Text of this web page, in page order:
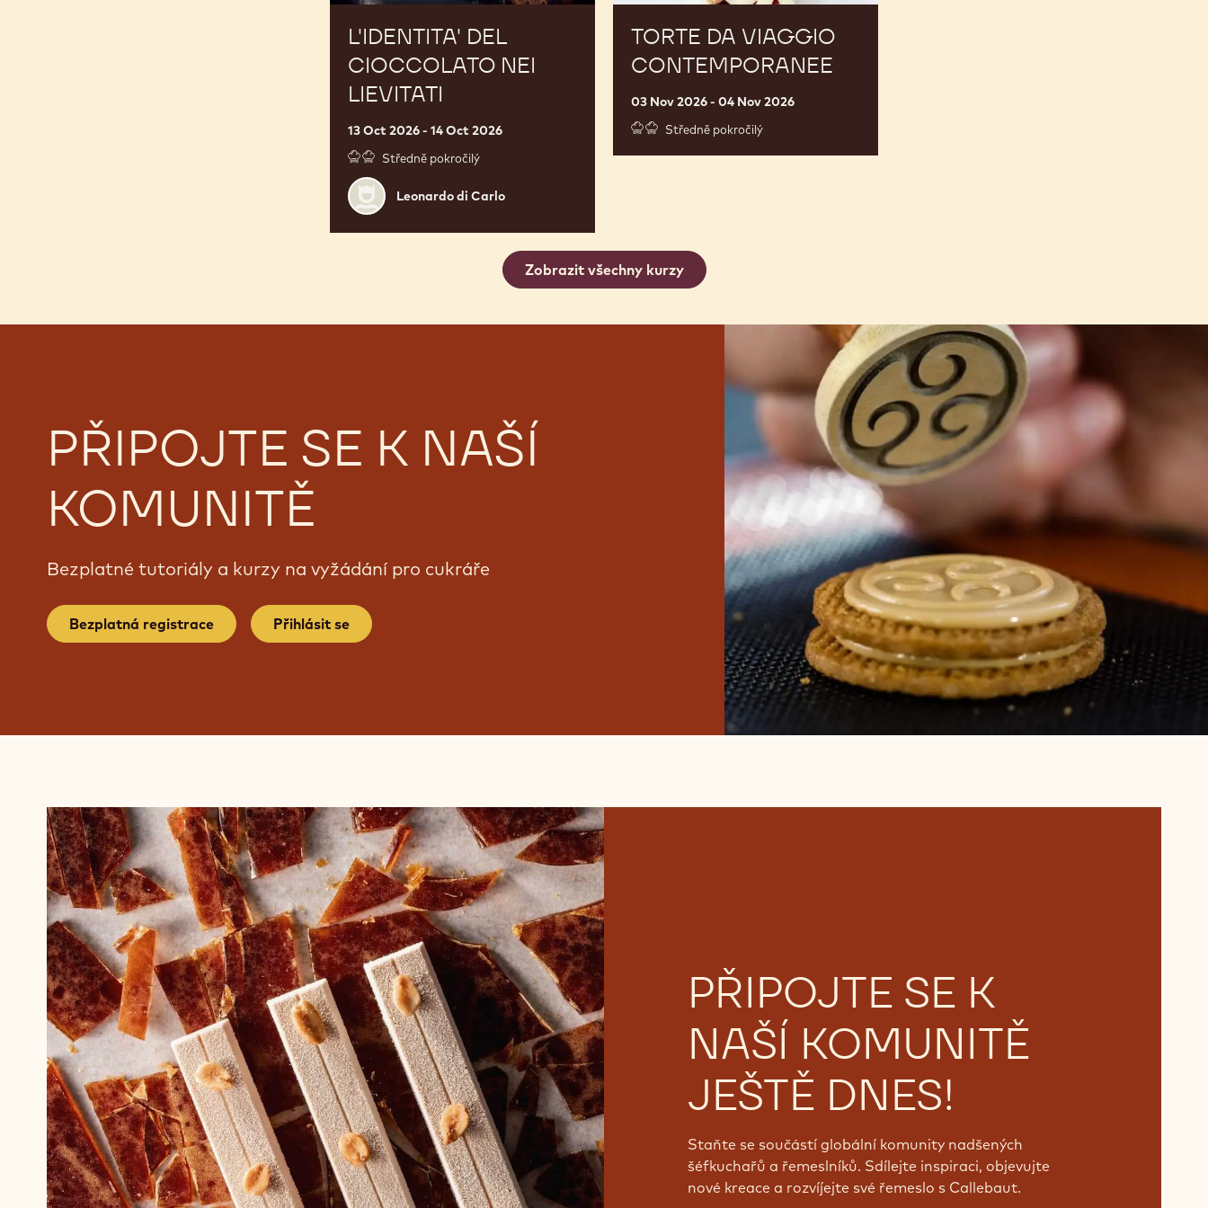
L'IDENTITA' DEL
CIOCCOLATO NEI
LIEVITATI
13 Oct 2026 - 14 Oct 2026
Středně pokročilý
Leonardo
di
Carlo
Leonardo di Carlo
TORTE DA VIAGGIO
CONTEMPORANEE
03 Nov 2026 - 04 Nov 2026
Středně pokročilý
Zobrazit všechny kurzy
PŘIPOJTE SE K NAŠÍ
KOMUNITĚ
Bezplatné tutoriály a kurzy na vyžádání pro cukráře
Bezplatná registrace Přihlásit se
PŘIPOJTE SE K
NAŠÍ KOMUNITĚ
JEŠTĚ DNES!
Staňte se součástí globální komunity nadšených
šéfkuchařů a řemeslníků. Sdílejte inspiraci, objevujte
nové kreace a rozvíjejte své řemeslo s Callebaut.